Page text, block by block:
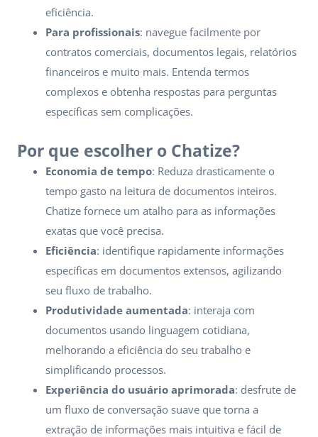
eficiência.
Para profissionais: navegue facilmente por
contratos comerciais, documentos legais, relatórios
financeiros e muito mais. Entenda termos
complexos e obtenha respostas para perguntas
específicas sem complicações.
Por que escolher o Chatize?
Economia de tempo: Reduza drasticamente o
tempo gasto na leitura de documentos inteiros.
Chatize fornece um atalho para as informações
exatas que você precisa.
Eficiência: identifique rapidamente informações
específicas em documentos extensos, agilizando
seu fluxo de trabalho.
Produtividade aumentada: interaja com
documentos usando linguagem cotidiana,
melhorando a eficiência do seu trabalho e
simplificando processos.
Experiência do usuário aprimorada: desfrute de
um fluxo de conversação suave que torna a
extração de informações mais intuitiva e fácil de